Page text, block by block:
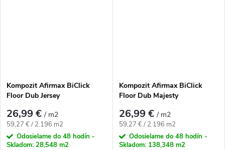
Kompozit Afirmax BiClick
Floor Dub Jersey
26,99 €/ m2
Jednotková cena:
59,27 € / 2.196 m2
Odosielame do 48 hodín -
Skladom: 28,548 m2
Kompozit Afirmax BiClick
Floor Dub Majesty
26,99 €/ m2
Jednotková cena:
59,27 € / 2.196 m2
Odosielame do 48 hodín -
Skladom: 138,348 m2